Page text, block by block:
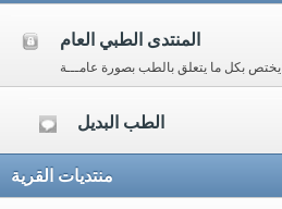
المنتدى الطبي العام
يختص بكل ما يتعلق بالطب بصورة عامـــة
الطب البديل
منتديات القرية